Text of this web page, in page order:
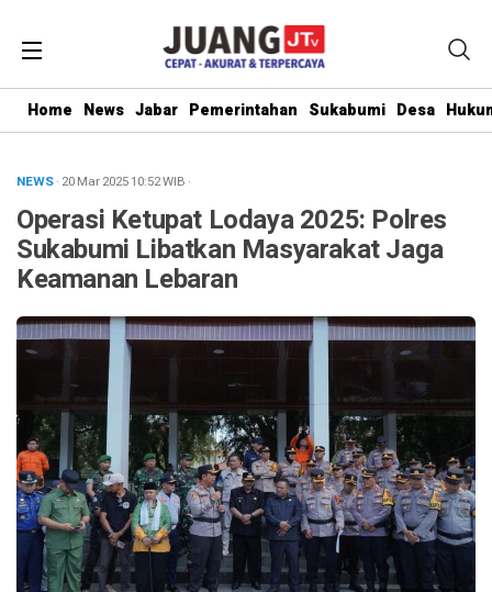
Home News Jabar Pemerintahan Sukabumi Desa
NEWS· 20 Mar 202510:52WIB ·
Operasi Ketupat Lodaya 2025: Polres
Sukabumi Libatkan Masyarakat Jaga
Keamanan Lebaran